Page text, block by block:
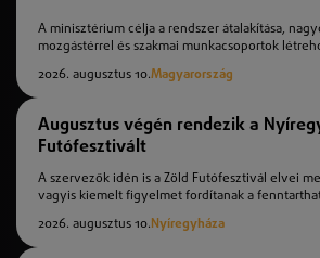
A minisztérium célja a rendszer átalakítása,
mozgástérrel és szakmai munkacsoportok
2026. augusztus 10.Magyarország
Augusztus végén rendezik a
Futófesztivált
A szervezők idén is a Zöld Futófesztivál elvei
vagyis kiemelt figyelmet fordítanak a
2026. augusztus 10. Nyíregyháza